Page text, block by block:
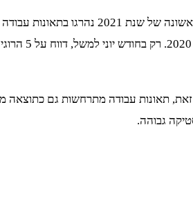
תאונות עבודה מתרחשות גם כתוצאה
גבוהה.